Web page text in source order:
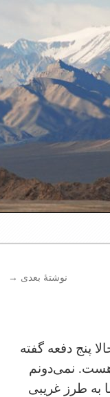
نوشتهٔ بعدی →
پنج دفعه گفته
هست. نمی‌دونم
به طرز غریبی